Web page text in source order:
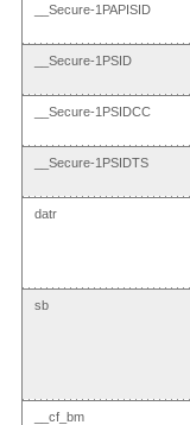
__Secure-1PAPISID
__Secure-1PSID
__Secure-1PSIDCC
__Secure-1PSIDTS
datr
sb
__cf_bm